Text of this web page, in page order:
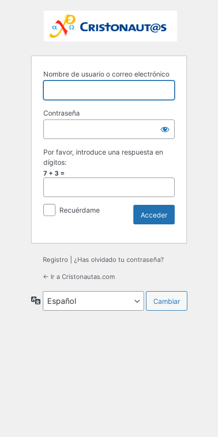
Nombre de usuario o correo electrónico
Contraseña
Por favor, introduce una respuesta en
dígitos:
7 + 3 =
Recuérdame
Registro ¿Has olvidado tu contraseña?
← Ir a Cristonautas.com
Idioma